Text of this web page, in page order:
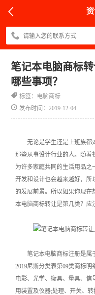
笔记本电脑商标
哪些事项？
标签：电脑商标
发布时间：2019-12-04
无论是学生还是上班族都
那些从事设计行业的人。随着
为许多家庭共同的生活用品之
开发和设计也会越来越好，所
的发展前景。所以如果你现
本电脑商标转让是第几类？应
笔记本电脑商标注册是属
2019尼斯分类表第09类商标明
电影、光学、衡具、量具、
用装置及仪器;处理、开关、